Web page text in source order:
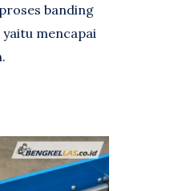
banding
yaitu mencapai